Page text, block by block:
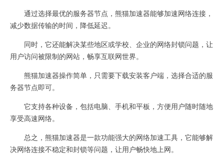
通过选择最优的服务器节点，熊猫加速器能够加速网络连接，
减少数据传输的时间，降低延迟。
同时，它还能解决某些地区或学校、企业的网络封锁问题，让
用户访问被限制的网站，畅享互联网世界。
熊猫加速器操作简单，只需要下载安装客户端，选择合适的服
务器节点即可。
它支持各种设备，包括电脑、手机和平板，方便用户随时随地
享受高速网络。
总之，熊猫加速器是一款功能强大的网络加速工具，它能够解
决网络连接不稳定和封锁等问题，让用户畅快地上网。